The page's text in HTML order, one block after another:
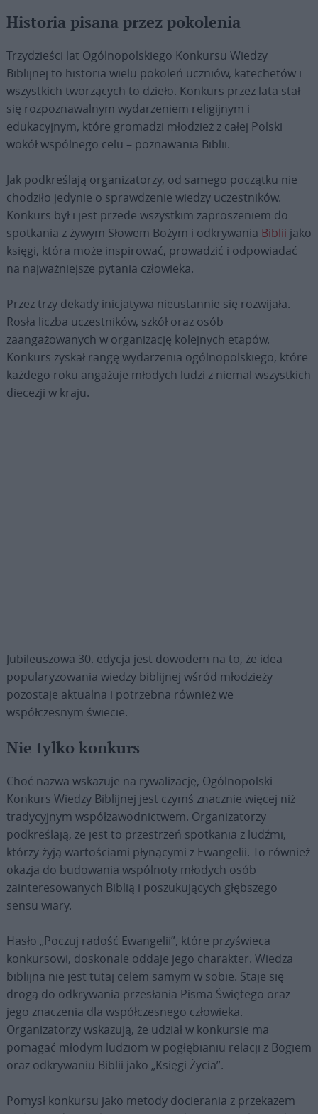
Historia pisana przez pokolenia
Trzydzieści lat Ogólnopolskiego Konkursu Wiedzy
Biblijnej to historia wielu pokoleń uczniów, katechetów i
wszystkich tworzących to dzieło. Konkurs przez lata stał
się rozpoznawalnym wydarzeniem religijnym i
edukacyjnym, które gromadzi młodzież z całej Polski
wokół wspólnego celu – poznawania Biblii.
Jak podkreślają organizatorzy, od samego początku nie
chodziło jedynie o sprawdzenie wiedzy uczestników.
Konkurs był i jest przede wszystkim zaproszeniem do
spotkania z żywym Słowem Bożym i odkrywania Biblii jako
księgi, która może inspirować, prowadzić i odpowiadać
na najważniejsze pytania człowieka.
Przez trzy dekady inicjatywa nieustannie się rozwijała.
Rosła liczba uczestników, szkół oraz osób
zaangażowanych w organizację kolejnych etapów.
Konkurs zyskał rangę wydarzenia ogólnopolskiego, które
każdego roku angażuje młodych ludzi z niemal wszystkich
diecezji w kraju.
Jubileuszowa 30. edycja jest dowodem na to, że idea
popularyzowania wiedzy biblijnej wśród młodzieży
pozostaje aktualna i potrzebna również we
współczesnym świecie.
Nie tylko konkurs
Choć nazwa wskazuje na rywalizację, Ogólnopolski
Konkurs Wiedzy Biblijnej jest czymś znacznie więcej niż
tradycyjnym współzawodnictwem. Organizatorzy
podkreślają, że jest to przestrzeń spotkania z ludźmi,
którzy żyją wartościami płynącymi z Ewangelii. To również
okazja do budowania wspólnoty młodych osób
zainteresowanych Biblią i poszukujących głębszego
sensu wiary.
Hasło „Poczuj radość Ewangelii”, które przyświeca
konkursowi, doskonale oddaje jego charakter. Wiedza
biblijna nie jest tutaj celem samym w sobie. Staje się
drogą do odkrywania przesłania Pisma Świętego oraz
jego znaczenia dla współczesnego człowieka.
Organizatorzy wskazują, że udział w konkursie ma
pomagać młodym ludziom w pogłębianiu relacji z Bogiem
oraz odkrywaniu Biblii jako „Księgi Życia”.
Pomysł konkursu jako metody docierania z przekazem